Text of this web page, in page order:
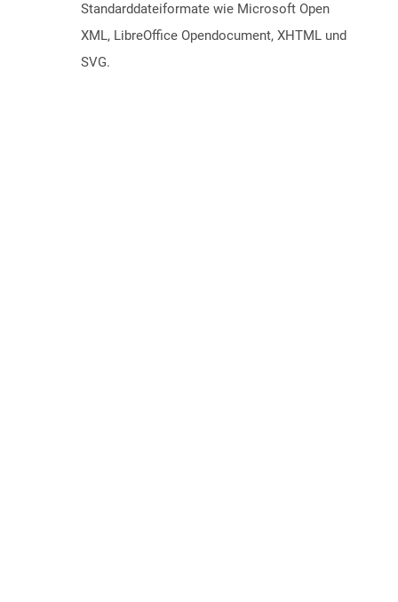
Standarddateiformate wie Microsoft Open
XML, LibreOffice Opendocument, XHTML und
SVG.